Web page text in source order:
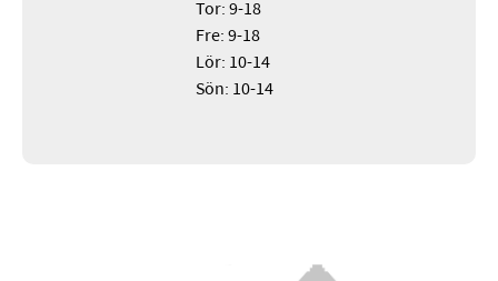
Tor: 9-18
Fre: 9-18
Lör: 10-14
Sön: 10-14